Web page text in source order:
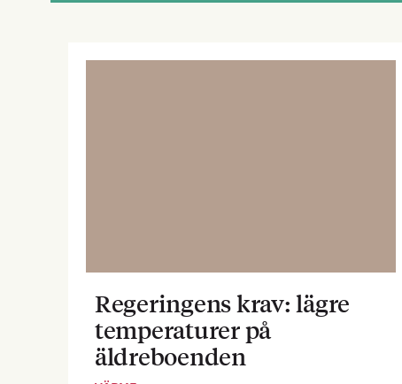
Regeringens krav: lägre
temperaturer på
äldreboenden